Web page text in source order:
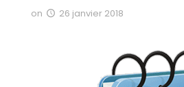
on 26 janvier 2018